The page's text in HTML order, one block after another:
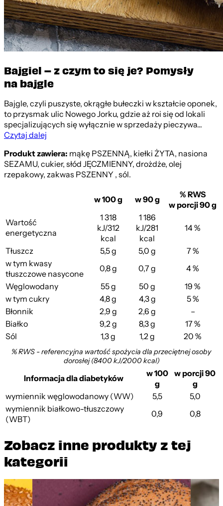
Bajgiel – z czym to się je? Pomysły
na bajgle
Bajgle, czyli puszyste, okrągłe bułeczki w kształcie oponek,
to przysmak ulic Nowego Jorku, gdzie aż roi się od lokali
specjalizujących się wyłącznie w sprzedaży pieczywa...
Czytaj dalej
Produkt zawiera: mąkę PSZENNĄ, kiełki ŻYTA, nasiona
SEZAMU, cukier, słód JĘCZMIENNY, drożdże, olej
rzepakowy, zakwas PSZENNY , sól.
w 100 g w 90 g
% RWS
w porcji 90 g
Wartość
energetyczna
1 318
kJ/312
kcal
1 186
kJ/281
kcal
14 %
Tłuszcz 5,5 g 5,0 g
7 %
w tym kwasy
tłuszczowe nasycone
0,8 g 0,7 g
4 %
Węglowodany
55 g 50 g
19 %
w tym cukry
4,8 g 4,3 g
5 %
Błonnik
2,9 g 2,6 g
–
Białko
9,2 g 8,3 g
17 %
Sól
1,3 g 1,2 g 20 %
% RWS - referencyjna wartość spożycia dla przeciętnej osoby
dorosłej (8400 kJ/2000 kcal)
Informacja dla diabetyków
w 100
g
w porcji 90
g
wymiennik węglowodanowy (WW)
5,5
5,0
wymiennik białkowo-tłuszczowy
(WBT)
0,9 0,8
Zobacz inne produkty z tej
kategorii